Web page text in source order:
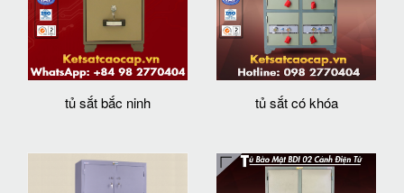
tủ sắt bắc ninh tủ sắt có khóa